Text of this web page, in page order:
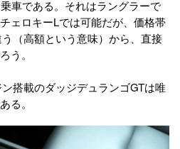
車である。それはラングラーで
ェロキーLでは可能だが、価格帯
（高額という意味）から、直接
う。
搭載のダッジデュランゴGTは唯
る。